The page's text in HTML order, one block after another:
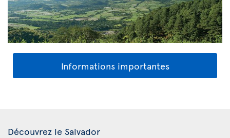
Informations importantes
Découvrez le Salvador